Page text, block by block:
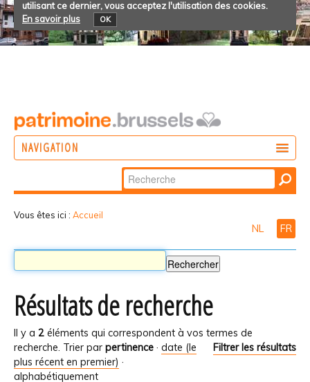
utilisant ce dernier, vous acceptez l'utilisation des cookies.
En savoir plus
OK
NAVIGATION
Chercher par
Recherche
Vous êtes ici : Accueil
NL FR
Résultats de recherche
Il y a 2 éléments qui correspondent à vos termes de
recherche.
Filtrer les résultats
Trier par pertinence · date (le
plus récent en premier) ·
alphabétiquement